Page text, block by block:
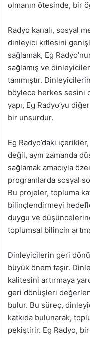
olmanın ötesinde, bir
Radyo kanalı, sosyal
dinleyici kitlesini
sağlamak, Eg
sağlamış ve
tanımıştır.
böylece herkes sesini
yapı, Eg Radyo’yu
bir unsurdur.
Eg Radyo’daki
değil, aynı zamanda
sağlamak amacıyla
programlarda sosyal
Bu projeler, topluma
bilinçlendirmeyi
duygu ve
toplumsal bilincin
Dinleyicilerin geri
büyük önem taşır.
kalitesini artırmaya
geri dönüşleri
bulur. Bu süreç,
katkıda bulunarak,
pekiştirir. Eg Radyo,